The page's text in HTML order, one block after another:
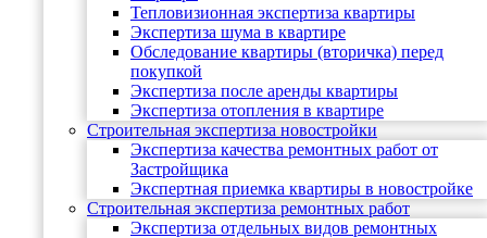
Тепловизионная экспертиза квартиры
Экспертиза шума в квартире
Обследование квартиры (вторичка) перед
покупкой
Экспертиза после аренды квартиры
Экспертиза отопления в квартире
Строительная экспертиза новостройки
Экспертиза качества ремонтных работ от
Застройщика
Экспертная приемка квартиры в новостройке
Строительная экспертиза ремонтных работ
Экспертиза отдельных видов ремонтных